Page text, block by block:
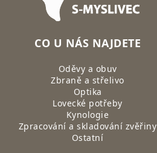
CO U NÁS NAJDETE
Oděvy a obuv
Zbraně a střelivo
Optika
Lovecké potřeby
Kynologie
Zpracování a skladování zvěřiny
Ostatní